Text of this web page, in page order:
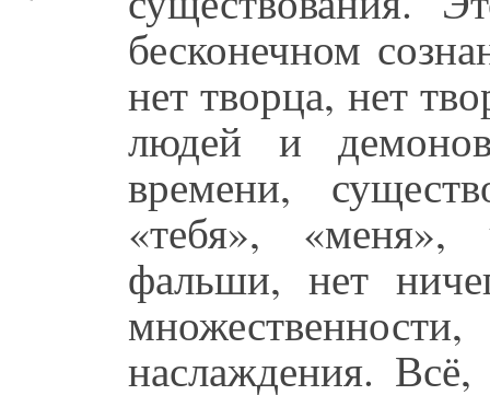
бесконечном
нет творца, нет
людей и
времени,
«тебя»,
фальши, нет
наслаждения.